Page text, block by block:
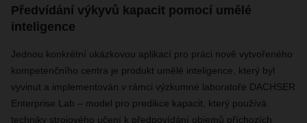
Předvídání výkyvů kapacit pomocí umělé
inteligence
Jednou konkrétní ukázkovou aplikací pro práci nově vytvořeného
kompetenčního centra je produkt umělé inteligence, který byl
vyvinut a implementován v rámci výzkumné laboratoře DACHSER
Enterprise Lab – model pro predikce kapacit, který používá
techniky strojového učení k předpovídání objemů příchozích